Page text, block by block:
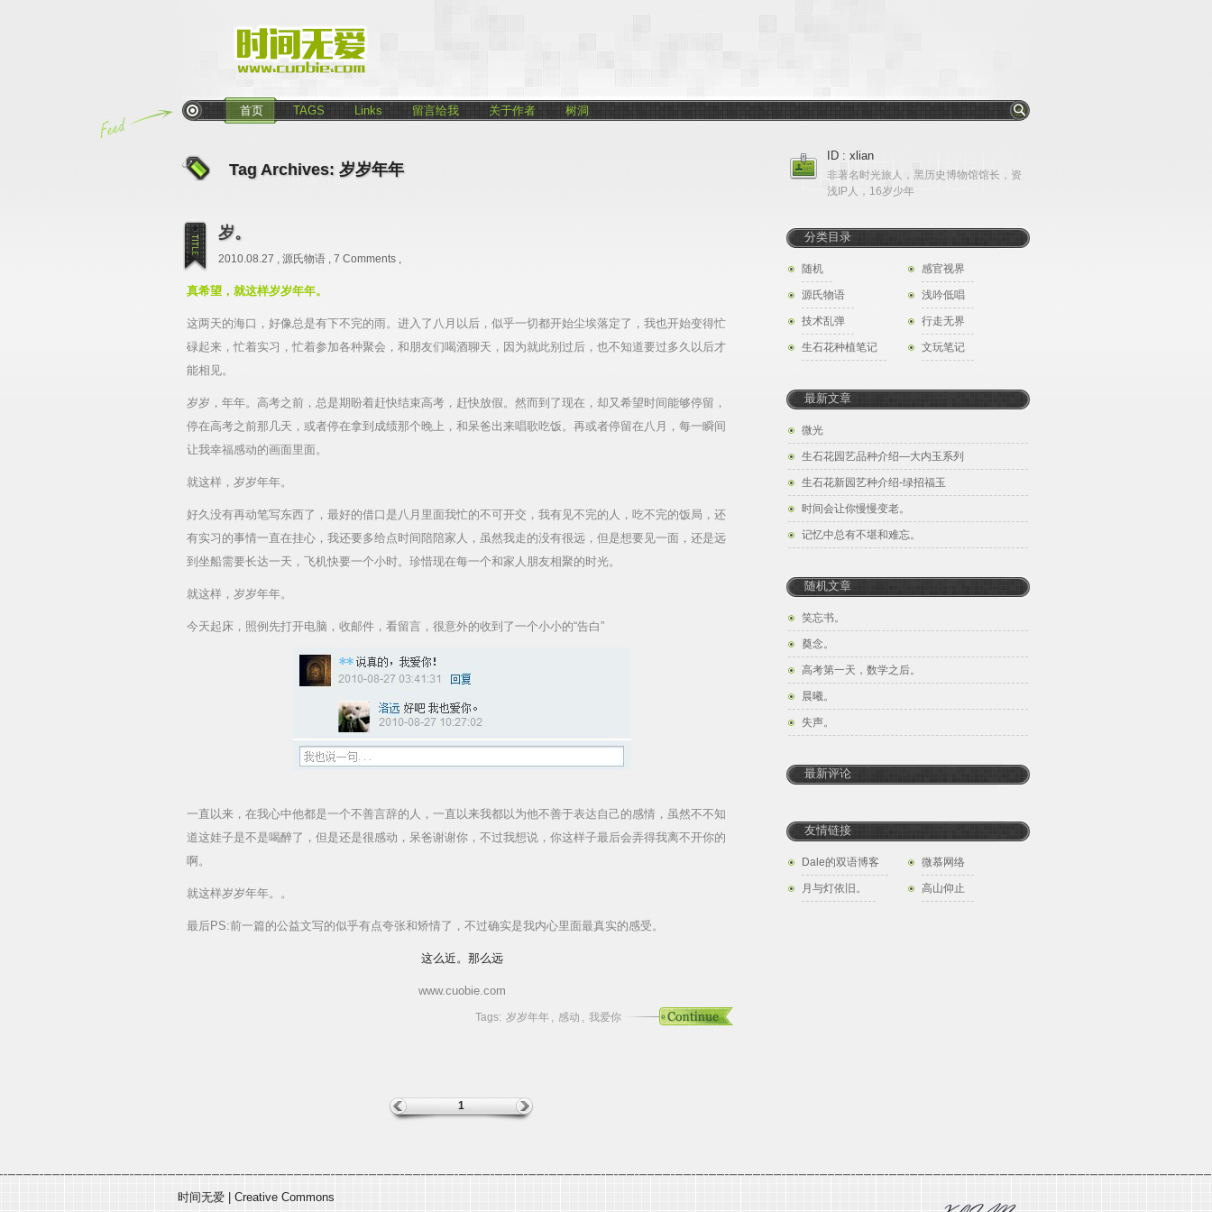
首页 TAGS Links 留言给我 关于作者 树洞
Tag Archives: 岁岁年年
岁。
2010.08.27 , 源氏物语 , 7 Comments ,
真希望，就这样岁岁年年。
这两天的海口，好像总是有下不完的雨。进入了八月以后，似乎一切都开始尘埃落定了，我也开始变得忙
碌起来，忙着实习，忙着参加各种聚会，和朋友们喝酒聊天，因为就此别过后，也不知道要过多久以后才
能相见。
岁岁，年年。高考之前，总是期盼着赶快结束高考，赶快放假。然而到了现在，却又希望时间能够停留，
停在高考之前那几天，或者停在拿到成绩那个晚上，和呆爸出来唱歌吃饭。再或者停留在八月，每一瞬间
让我幸福感动的画面里面。
就这样，岁岁年年。
好久没有再动笔写东西了，最好的借口是八月里面我忙的不可开交，我有见不完的人，吃不完的饭局，还
有实习的事情一直在挂心，我还要多给点时间陪陪家人，虽然我走的没有很远，但是想要见一面，还是远
到坐船需要长达一天，飞机快要一个小时。珍惜现在每一个和家人朋友相聚的时光。
就这样，岁岁年年。
今天起床，照例先打开电脑，收邮件，看留言，很意外的收到了一个小小的“告白”
一直以来，在我心中他都是一个不善言辞的人，一直以来我都以为他不善于表达自己的感情，虽然不不知
道这娃子是不是喝醉了，但是还是很感动，呆爸谢谢你，不过我想说，你这样子最后会弄得我离不开你的
啊。
就这样岁岁年年。。
最后PS:前一篇的公益文写的似乎有点夸张和矫情了，不过确实是我内心里面最真实的感受。
这么近。那么远
www.cuobie.com
Tags: 岁岁年年 , 感动 , 我爱你
1
ID : xlian
非著名时光旅人，黑历史博物馆馆长，资
浅IP人，16岁少年
分类目录
随机 感官视界
源氏物语 浅吟低唱
技术乱弹 行走无界
生石花种植笔记 文玩笔记
最新文章
微光
生石花园艺品种介绍—大内玉系列
生石花新园艺种介绍-绿招福玉
时间会让你慢慢变老。
记忆中总有不堪和难忘。
随机文章
笑忘书。
奠念。
高考第一天，数学之后。
晨曦。
失声。
最新评论
友情链接
Dale的双语博客 微慕网络
月与灯依旧。 高山仰止
时间无爱 Creative Commons